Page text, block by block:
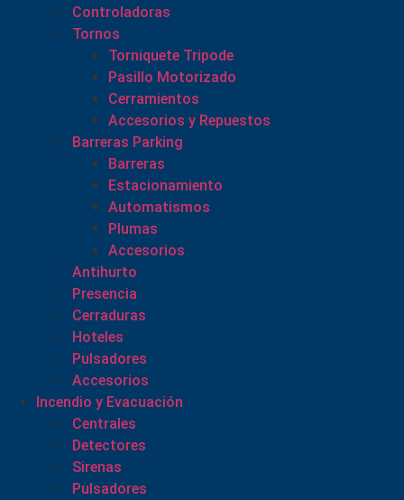
Controladoras
Tornos
Torniquete Tripode
Pasillo Motorizado
Cerramientos
Accesorios y Repuestos
Barreras Parking
Barreras
Estacionamiento
Automatismos
Plumas
Accesorios
Antihurto
Presencia
Cerraduras
Hoteles
Pulsadores
Accesorios
Incendio y Evacuación
Centrales
Detectores
Sirenas
Pulsadores